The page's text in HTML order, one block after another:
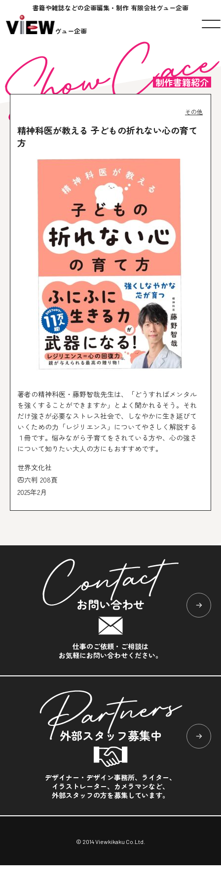
書籍や雑誌などの企画編集・制作 有限会社ヴュー企画
ヴュー企画
制作書籍紹介
その他
精神科医が教える 子どもの折れない心の育て
方
著者の精神科医・藤野智哉先生は、「どうすればメンタル
を強くすることができますか」とよく聞かれるそう。それ
だけ強さが必要なストレス社会で、しなやかに生き延びて
いくための力「レジリエンス」についてやさしく解説する
１冊です。悩みながら子育てをされている方や、心の強さ
について知りたい大人の方にもおすすめです。
世界文化社
四六判 208頁
2025年2月
お問い合わせ
仕事のご依頼・ご相談は
お気軽にお問い合わせください。
外部スタッフ募集中
デザイナー・デザイン事務所、ライター、
イラストレーター、カメラマンなど、
外部スタッフの方を募集しています。
© 2014 Viewkikaku Co.Ltd.